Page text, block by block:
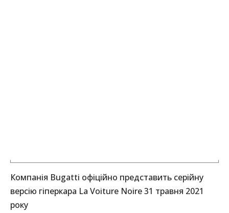
Компанія Bugatti офіційно представить серійну
версію гіперкара La Voiture Noire 31 травня 2021
року